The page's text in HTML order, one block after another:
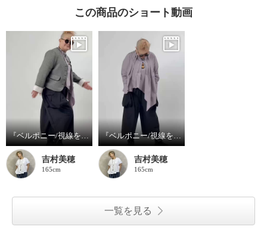
この商品のショート動画
『ベルポニー/視線を集める大人の遊びを装う』
吉村美穂
165cm
『ベルポニー/視線を集める大人の遊びを装う』
吉村美穂
165cm
一覧を見る